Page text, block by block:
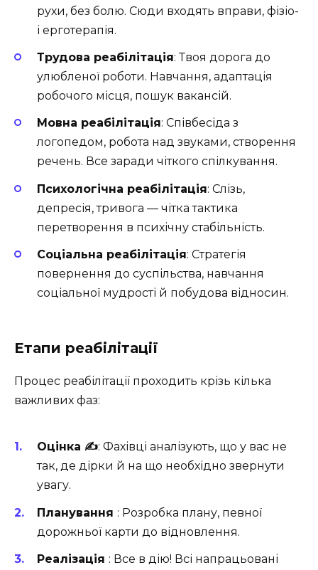
рухи, без болю. Сюди входять вправи, фізіо-
і ерготерапія.
Трудова реабілітація: Твоя дорога до
улюбленої роботи. Навчання, адаптація
робочого місця, пошук вакансій.
Мовна реабілітація: Співбесіда з
логопедом, робота над звуками, створення
речень. Все заради чіткого спілкування.
Психологічна реабілітація: Слізь,
депресія, тривога — чітка тактика
перетворення в психічну стабільність.
Соціальна реабілітація: Стратегія
повернення до суспільства, навчання
соціальної мудрості й побудова відносин.
Етапи реабілітації
Процес реабілітації проходить крізь кілька
важливих фаз:
Оцінка ✍️: Фахівці аналізують, що у вас не
так, де дірки й на що необхідно звернути
увагу.
Планування : Розробка плану, певної
дорожньої карти до відновлення.
Реалізація : Все в дію! Всі напрацьовані